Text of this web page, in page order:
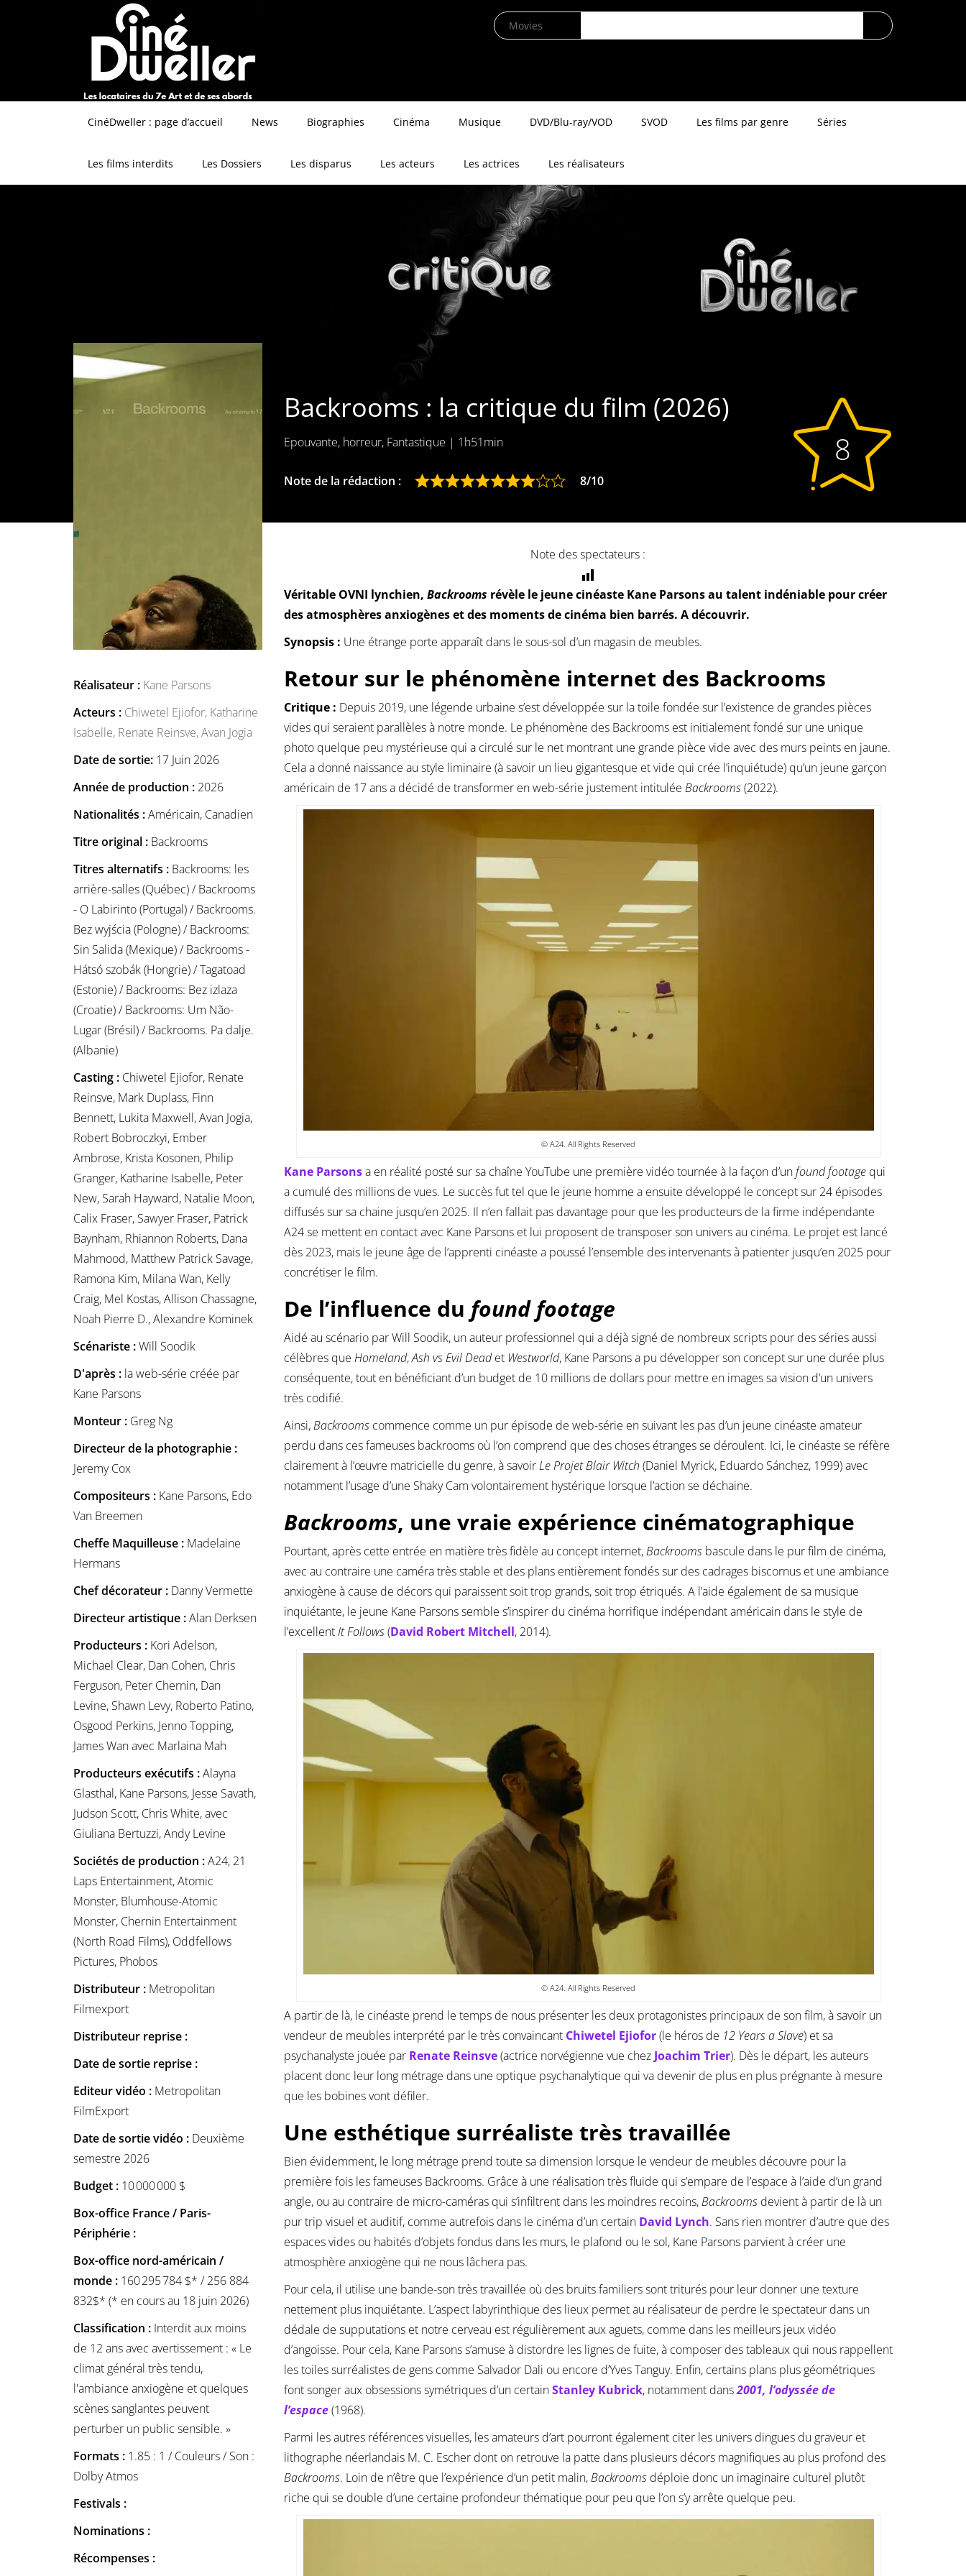
CinéDweller : page d’accueil News Biographies Cinéma Musique DVD/Blu-ray/VOD SVOD Les films par genre Séries
Les films interdits Les Dossiers Les disparus Les acteurs Les actrices Les réalisateurs
Backrooms : la critique du film (2026)
Epouvante, horreur, Fantastique | 1h51min
Note de la rédaction : 8/10
8
Réalisateur : Kane Parsons
Acteurs : Chiwetel Ejiofor, Katharine
Isabelle, Renate Reinsve,Avan Jogia
Date de sortie: 17 Juin 2026
Année de production : 2026
Nationalités :Américain, Canadien
Titre original : Backrooms
Titres alternatifs : Backrooms: les
arrière-salles (Québec) / Backrooms
- O Labirinto (Portugal) / Backrooms.
Bez wyjścia (Pologne) / Backrooms:
Sin Salida (Mexique) / Backrooms -
Hátsó szobák (Hongrie) / Tagatoad
(Estonie) / Backrooms: Bez izlaza
(Croatie) / Backrooms: Um Não-
Lugar (Brésil) / Backrooms. Pa dalje.
(Albanie)
Casting : Chiwetel Ejiofor, Renate
Reinsve, Mark Duplass, Finn
Bennett, Lukita Maxwell, Avan Jogia,
Robert Bobroczkyi, Ember
Ambrose, Krista Kosonen, Philip
Granger, Katharine Isabelle, Peter
New, Sarah Hayward, Natalie Moon,
Calix Fraser, Sawyer Fraser, Patrick
Baynham, Rhiannon Roberts, Dana
Mahmood, Matthew Patrick Savage,
Ramona Kim, Milana Wan, Kelly
Craig, Mel Kostas, Allison Chassagne,
Noah Pierre D., Alexandre Kominek
Scénariste :Will Soodik
D'après : la web-série créée par
Kane Parsons
Monteur : Greg Ng
Directeur de la photographie :
Jeremy Cox
Compositeurs : Kane Parsons, Edo
Van Breemen
Cheffe Maquilleuse : Madelaine
Hermans
Chef décorateur : Danny Vermette
Directeur artistique :Alan Derksen
Producteurs : Kori Adelson,
Michael Clear, Dan Cohen, Chris
Ferguson, Peter Chernin, Dan
Levine, Shawn Levy, Roberto Patino,
Osgood Perkins, Jenno Topping,
James Wan avec Marlaina Mah
Producteurs exécutifs :Alayna
Glasthal, Kane Parsons, Jesse Savath,
Judson Scott, Chris White, avec
Giuliana Bertuzzi, Andy Levine
Sociétés de production :A24, 21
Laps Entertainment, Atomic
Monster, Blumhouse-Atomic
Monster, Chernin Entertainment
(North Road Films), Oddfellows
Pictures, Phobos
Distributeur : Metropolitan
Filmexport
Distributeur reprise :
Date de sortie reprise :
Editeur vidéo : Metropolitan
FilmExport
Date de sortie vidéo : Deuxième
semestre 2026
Budget : 10 000 000 $
Box-office France / Paris-
Périphérie :
Box-office nord-américain /
monde : 160 295 784 $* / 256 884
832$* (* en cours au 18 juin 2026)
Classification : Interdit aux moins
de 12 ans avec avertissement : « Le
climat général très tendu,
l'ambiance anxiogène et quelques
scènes sanglantes peuvent
perturber un public sensible. »
Formats : 1.85 : 1 / Couleurs / Son :
Dolby Atmos
Festivals :
Nominations :
Récompenses :
Note des spectateurs :
Véritable OVNI lynchien, Backrooms révèle le jeune cinéaste Kane Parsons au talent indéniable pour créer
des atmosphères anxiogènes et des moments de cinéma bien barrés. A découvrir.
Synopsis : Une étrange porte apparaît dans le sous-sol d’un magasin de meubles.
Retour sur le phénomène internet des Backrooms
Critique : Depuis 2019, une légende urbaine s’est développée sur la toile fondée sur l’existence de grandes pièces
vides qui seraient parallèles à notre monde. Le phénomène des Backrooms est initialement fondé sur une unique
photo quelque peu mystérieuse qui a circulé sur le net montrant une grande pièce vide avec des murs peints en jaune.
Cela a donné naissance au style liminaire (à savoir un lieu gigantesque et vide qui crée l’inquiétude) qu’un jeune garçon
américain de 17 ans a décidé de transformer en web-série justement intitulée Backrooms(2022).
© A24. All Rights Reserved
Kane Parsonsa en réalité posté sur sa chaîne YouTube une première vidéo tournée à la façon d’unfound footage qui
a cumulé des millions de vues. Le succès fut tel que le jeune homme a ensuite développé le concept sur 24 épisodes
diffusés sur sa chaine jusqu’en 2025. Il n’en fallait pas davantage pour que les producteurs de la firme indépendante
A24 se mettent en contact avec Kane Parsons et lui proposent de transposer son univers au cinéma. Le projet est lancé
dès 2023, mais le jeune âge de l’apprenti cinéaste a poussé l’ensemble des intervenants à patienter jusqu’en 2025 pour
concrétiser le film.
De l’influence du found footage
Aidé au scénario par Will Soodik, un auteur professionnel qui a déjà signé de nombreux scripts pour des séries aussi
célèbres que Homeland,Ash vs Evil Deadet Westworld, Kane Parsons a pu développer son concept sur une durée plus
conséquente, tout en bénéficiant d’un budget de 10 millions de dollars pour mettre en images sa vision d’un univers
très codifié.
Ainsi,Backrooms commence comme un pur épisode de web-série en suivant les pas d’un jeune cinéaste amateur
perdu dans ces fameuses backrooms où l’on comprend que des choses étranges se déroulent. Ici, le cinéaste se réfère
clairement à l’œuvre matricielle du genre, à savoirLe Projet Blair Witch (Daniel Myrick, Eduardo Sánchez, 1999) avec
notamment l’usage d’une Shaky Cam volontairement hystérique lorsque l’action se déchaine.
Backrooms, une vraie expérience cinématographique
Pourtant, après cette entrée en matière très fidèle au concept internet,Backrooms bascule dans le pur film de cinéma,
avec au contraire une caméra très stable et des plans entièrement fondés sur des cadrages biscornus et une ambiance
anxiogène à cause de décors qui paraissent soit trop grands, soit trop étriqués. A l’aide également de sa musique
inquiétante, le jeune Kane Parsons semble s’inspirer du cinéma horrifique indépendant américain dans le style de
l’excellentIt Follows(David Robert Mitchell, 2014).
© A24. All Rights Reserved
A partir de là, le cinéaste prend le temps de nous présenter les deux protagonistes principaux de son film, à savoir un
vendeur de meubles interprété par le très convaincant Chiwetel Ejiofor(le héros de 12 Years a Slave) et sa
psychanalyste jouée par Renate Reinsve(actrice norvégienne vue chez Joachim Trier). Dès le départ, les auteurs
placent donc leur long métrage dans une optique psychanalytique qui va devenir de plus en plus prégnante à mesure
que les bobines vont défiler.
Une esthétique surréaliste très travaillée
Bien évidemment, le long métrage prend toute sa dimension lorsque le vendeur de meubles découvre pour la
première fois les fameuses Backrooms. Grâce à une réalisation très fluide qui s’empare de l’espace à l’aide d’un grand
angle, ou au contraire de micro-caméras qui s’infiltrent dans les moindres recoins,Backrooms devient à partir de là un
pur trip visuel et auditif, comme autrefois dans le cinéma d’un certain David Lynch. Sans rien montrer d’autre que des
espaces vides ou habités d’objets fondus dans les murs, le plafond ou le sol, Kane Parsons parvient à créer une
atmosphère anxiogène qui ne nous lâchera pas.
Pour cela, il utilise une bande-son très travaillée où des bruits familiers sont triturés pour leur donner une texture
nettement plus inquiétante. L’aspect labyrinthique des lieux permet au réalisateur de perdre le spectateur dans un
dédale de supputations et notre cerveau est régulièrement aux aguets, comme dans les meilleurs jeux vidéo
d’angoisse. Pour cela, Kane Parsons s’amuse à distordre les lignes de fuite, à composer des tableaux qui nous rappellent
les toiles surréalistes de gens comme Salvador Dali ou encore d’Yves Tanguy. Enfin, certains plans plus géométriques
font songer aux obsessions symétriques d’un certainStanley Kubrick, notamment dans2001, l’odyssée de
l’espace(1968).
Parmi les autres références visuelles, les amateurs d’art pourront également citer les univers dingues du graveur et
lithographe néerlandais M. C. Escher dont on retrouve la patte dans plusieurs décors magnifiques au plus profond des
Backrooms. Loin de n’être que l’expérience d’un petit malin,Backrooms déploie donc un imaginaire culturel plutôt
riche qui se double d’une certaine profondeur thématique pour peu que l’on s’y arrête quelque peu.